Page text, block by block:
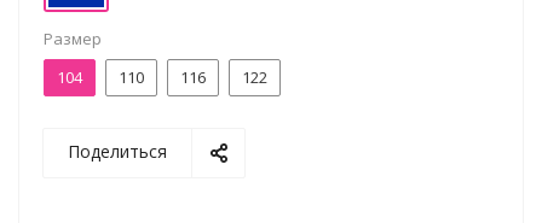
Размер
104
110 116 122
Поделиться